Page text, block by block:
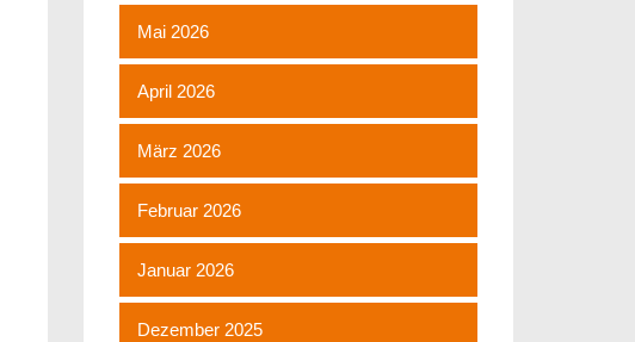
Mai 2026
April 2026
März 2026
Februar 2026
Januar 2026
Dezember 2025